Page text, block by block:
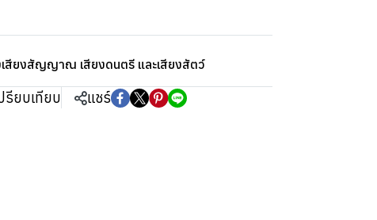
เสียงสัญญาณ เสียงดนตรี และเสียงสัตว์
รียบเทียบ แชร์